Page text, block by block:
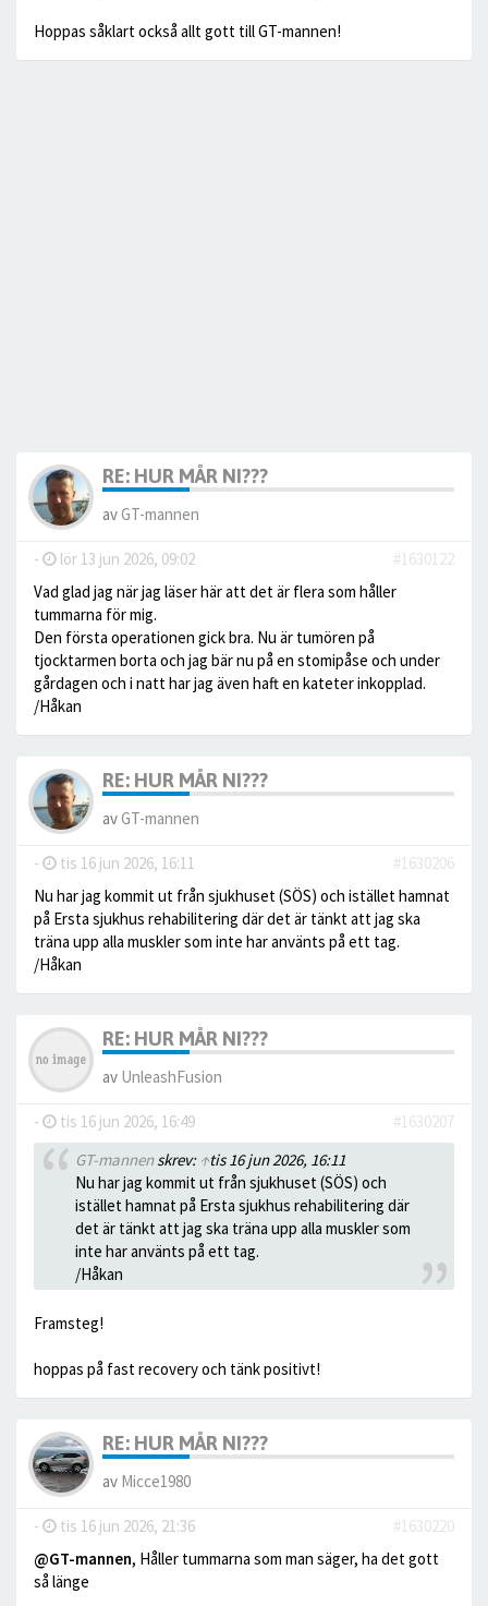
Hoppas såklart också allt gott till GT-mannen!
RE: HUR MÅR NI???
avGT-mannen
- lör 13 jun 2026, 09:02
#1630122
Vad glad jag när jag läser här att det är flera som håller
tummarna för mig.
Den första operationen gick bra. Nu är tumören på
tjocktarmen borta och jag bär nu på en stomipåse och under
gårdagen och i natt har jag även haft en kateter inkopplad.
/Håkan
RE: HUR MÅR NI???
avGT-mannen
- tis 16 jun 2026, 16:11
#1630206
Nu har jag kommit ut från sjukhuset (SÖS) och istället hamnat
på Ersta sjukhus rehabilitering där det är tänkt att jag ska
träna upp alla muskler som inte har använts på ett tag.
/Håkan
RE: HUR MÅR NI???
av UnleashFusion
- tis 16 jun 2026, 16:49
#1630207
GT-mannenskrev: ↑tis 16 jun 2026, 16:11
Nu har jag kommit ut från sjukhuset (SÖS) och
istället hamnat på Ersta sjukhus rehabilitering där
det är tänkt att jag ska träna upp alla muskler som
inte har använts på ett tag.
/Håkan
Framsteg!
hoppas på fast recovery och tänk positivt!
RE: HUR MÅR NI???
av Micce1980
- tis 16 jun 2026, 21:36
#1630220
@GT-mannen, Håller tummarna som man säger, ha det gott
så länge